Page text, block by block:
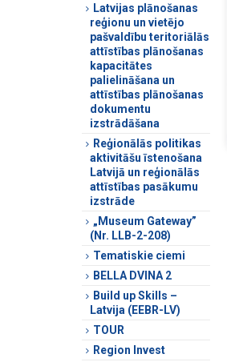
Latvijas plānošanas
reģionu un vietējo
pašvaldību teritoriālās
attīstības plānošanas
kapacitātes
palielināšana un
attīstības plānošanas
dokumentu
izstrādāšana
Reģionālās politikas
aktivitāšu īstenošana
Latvijā un reģionālās
attīstības pasākumu
izstrāde
„Museum Gateway”
(Nr. LLB-2-208)
Tematiskie ciemi
BELLA DVINA 2
Build up Skills –
Latvija (EEBR-LV)
TOUR
Region Invest